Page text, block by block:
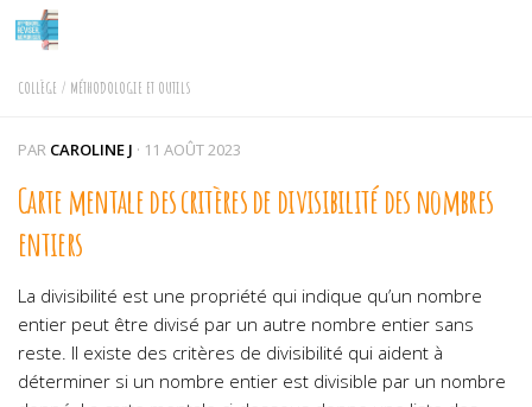
Skip to content
COLLÈGE / MÉTHODOLOGIE ET OUTILS
PAR CAROLINE J · 11 AOÛT 2023
Carte mentale des critères de divisibilité des nombres
entiers
​​La divisibilité est une propriété qui indique qu’un nombre
entier peut être divisé par un autre nombre entier sans
reste. Il existe des critères de divisibilité qui aident à
déterminer si un nombre entier est divisible par un nombre